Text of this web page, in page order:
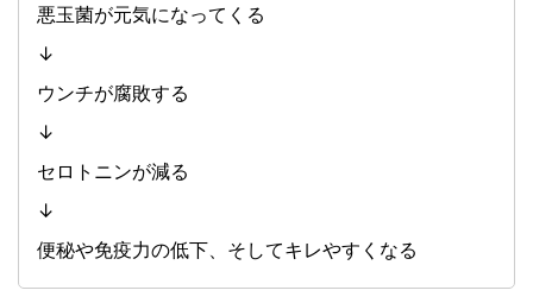
悪玉菌が元気になってくる
↓
ウンチが腐敗する
↓
セロトニンが減る
↓
便秘や免疫力の低下、そしてキレやすくなる